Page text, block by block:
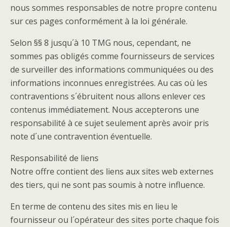
nous sommes responsables de notre propre contenu
sur ces pages conformément à la loi générale.
Selon §§ 8 jusqu´à 10 TMG nous, cependant, ne
sommes pas obligés comme fournisseurs de services
de surveiller des informations communiquées ou des
informations inconnues enregistrées. Au cas où les
contraventions s´ébruitent nous allons enlever ces
contenus immédiatement. Nous accepterons une
responsabilité à ce sujet seulement après avoir pris
note d´une contravention éventuelle.
Responsabilité de liens
Notre offre contient des liens aux sites web externes
des tiers, qui ne sont pas soumis à notre influence.
En terme de contenu des sites mis en lieu le
fournisseur ou l´opérateur des sites porte chaque fois